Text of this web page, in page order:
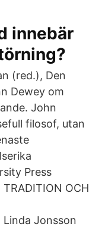
innebär
(red.), Den
Dewey om
John
filosof, utan
Press
OCH
Linda Jonsson